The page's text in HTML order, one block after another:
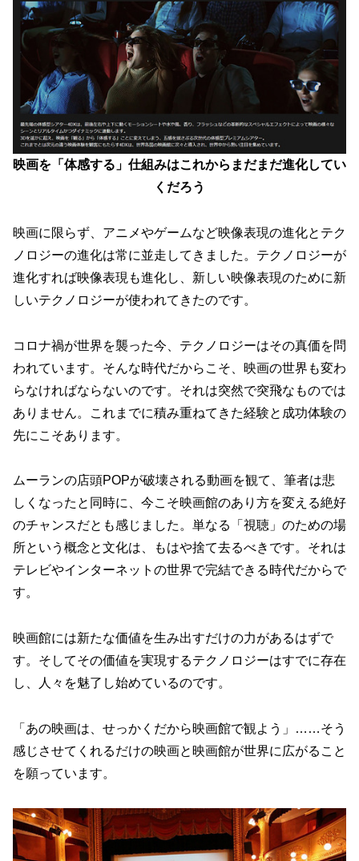
映画を「体感する」仕組みはこれからまだまだ進化してい
くだろう
映画に限らず、アニメやゲームなど映像表現の進化とテク
ノロジーの進化は常に並走してきました。テクノロジーが
進化すれば映像表現も進化し、新しい映像表現のために新
しいテクノロジーが使われてきたのです。
コロナ禍が世界を襲った今、テクノロジーはその真価を問
われています。そんな時代だからこそ、映画の世界も変わ
らなければならないのです。それは突然で突飛なものでは
ありません。これまでに積み重ねてきた経験と成功体験の
先にこそあります。
ムーランの店頭POPが破壊される動画を観て、筆者は悲
しくなったと同時に、今こそ映画館のあり方を変える絶好
のチャンスだとも感じました。単なる「視聴」のための場
所という概念と文化は、もはや捨て去るべきです。それは
テレビやインターネットの世界で完結できる時代だからで
す。
映画館には新たな価値を生み出すだけの力があるはずで
す。そしてその価値を実現するテクノロジーはすでに存在
し、人々を魅了し始めているのです。
「あの映画は、せっかくだから映画館で観よう」……そう
感じさせてくれるだけの映画と映画館が世界に広がること
を願っています。